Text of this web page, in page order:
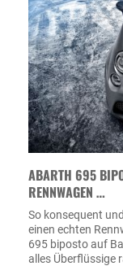
ABARTH 695
RENNWAGEN …
So konsequent
einen echten
695 biposto auf
alles Überflüssige